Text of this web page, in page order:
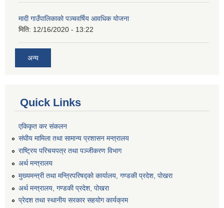
मादी गाउँपालिकाको पञ्चवर्षिय आवधिक योजना
मिति: 12/16/2020 - 13:22
अन्य
Quick Links
एकिकृत कर संकलन
संघीय मामिला तथा सामान्य प्रशासन मन्त्रालय
राष्ट्रिय परिचयपत्र तथा पञ्जीकरण विभाग
अर्थ मन्त्रालय
मुख्यमन्त्री तथा मन्त्रिपरिषद्को कार्यालय, गण्डकी प्रदेश, पोखरा
अर्थ मन्त्रालय, गण्डकी प्रदेश, पोखरा
प्रेदश तथा स्थानीय सरकार सहयोग कार्यक्रम